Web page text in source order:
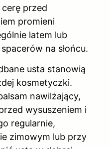
cerę przed
promieni
latem lub
na słońcu.
usta stanowią
kosmetyczki.
nawilżający,
wysuszeniem i
regularnie,
zimowym lub przy